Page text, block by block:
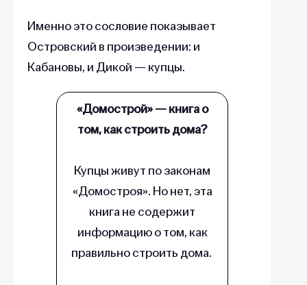
Именно это сословие показывает
Островский в произведении: и
Кабановы, и Дикой — купцы.
«Домострой» — книга о
том, как строить дома?
Купцы живут по законам
«Домостроя». Но нет, эта
книга не содержит
информацию о том, как
правильно строить дома.